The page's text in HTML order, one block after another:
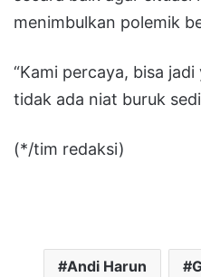
menimbulkan polemik
“Kami percaya, bisa
tidak ada niat buruk
(*/tim redaksi)
Andi Harun